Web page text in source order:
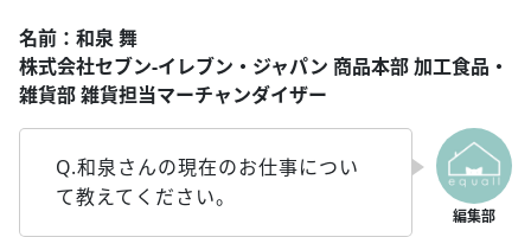
名前：和泉 舞
株式会社セブン‐イレブン・ジャパン 商品本部 加工食品・
雑貨部 雑貨担当マーチャンダイザー
Q.和泉さんの現在のお仕事につい
て教えてください。